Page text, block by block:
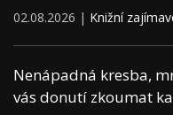
02.08.2026 | Knižní
Nenápadná kresba,
vás donutí zkoumat